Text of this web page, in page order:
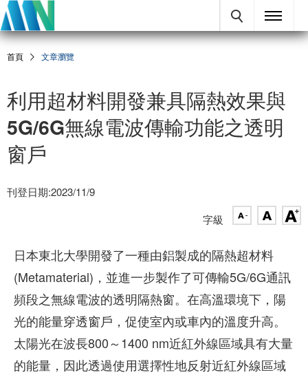
首頁 文章瀏覽
利用超材料開發兼具隔熱效果與
5G/6G無線電波傳輸功能之透明
窗戶
刊登日期:2023/11/9
字級
日本東北大學開發了一種由鋁製成的隔熱超材料
(Metamaterial)，並進一步製作了可傳輸5G/6G通訊
頻段之無線電波的透明隔熱窗。在高溫環境下，陽
光的能量穿透窗戶，促使室內或車內的溫度升高。
太陽光在波長800～1400 nm近紅外線區域具有大量
的能量，因此透過使用選擇性地反射近紅外線區域